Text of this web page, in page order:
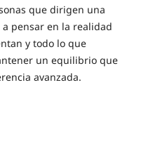
que dirigen una
pensar en la realidad
y todo lo que
un equilibrio que
avanzada.